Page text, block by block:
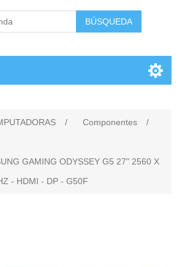
BÚSQUEDA
/ Componentes
/
GAMING ODYSSEY G5 27" 2560 X
- HDMI - DP - G50F